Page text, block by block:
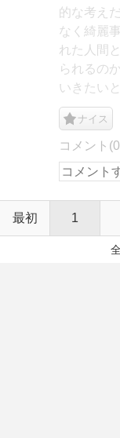
的な考え
なく綺麗
れた人間
られるの
いきたい
ナイス
コメント
最初 1